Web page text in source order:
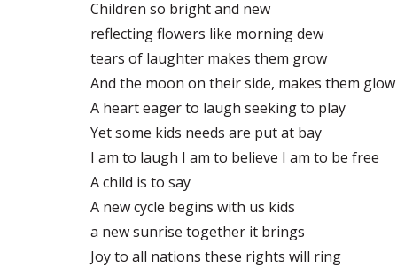
Children so bright and new
reflecting flowers like morning dew
tears of laughter makes them grow
And the moon on their side, makes them glow
A heart eager to laugh seeking to play
Yet some kids needs are put at bay
I am to laugh I am to believe I am to be free
A child is to say
A new cycle begins with us kids
a new sunrise together it brings
Joy to all nations these rights will ring